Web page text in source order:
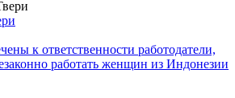
к ответственности работодатели,
работать женщин из Индонезии